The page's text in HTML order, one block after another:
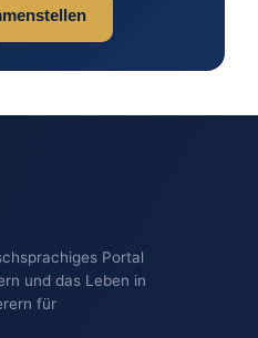
Portal
und das Leben in
für